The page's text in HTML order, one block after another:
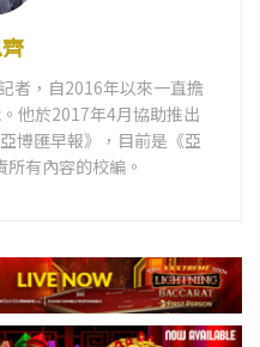
者，自2016年以來一直擔
他於2017年4月協助推出
博匯早報》，目前是《亞
有內容的校編。